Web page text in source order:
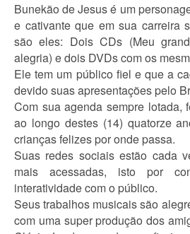
Bunekão de Jesus é um
e cativante que em sua carreira
são eles: Dois CDs (Meu
alegria) e dois DVDs com os
Ele tem um público fiel e que a
devido suas apresentações pelo
Com sua agenda sempre lotada,
ao longo destes (14) quatorze
crianças felizes por onde passa.
Suas redes sociais estão cada
mais acessadas, isto por
interatividade com o público.
Seus trabalhos musicais são
com uma super produção dos